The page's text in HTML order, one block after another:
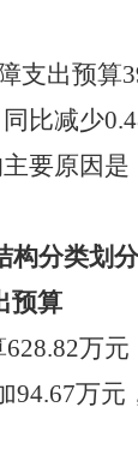
支出预算
比减少
要原因是
构分类划
预算
628.82万元
94.67万元